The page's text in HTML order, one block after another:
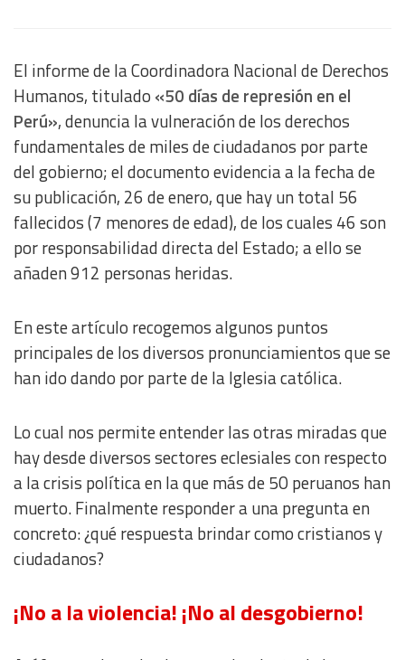
El informe de la Coordinadora Nacional de Derechos
Humanos, titulado «50 días de represión en el
Perú», denuncia la vulneración de los derechos
fundamentales de miles de ciudadanos por parte
del gobierno; el documento evidencia a la fecha de
su publicación, 26 de enero, que hay un total 56
fallecidos (7 menores de edad), de los cuales 46 son
por responsabilidad directa del Estado; a ello se
añaden 912 personas heridas.
En este artículo recogemos algunos puntos
principales de los diversos pronunciamientos que se
han ido dando por parte de la Iglesia católica.
Lo cual nos permite entender las otras miradas que
hay desde diversos sectores eclesiales con respecto
a la crisis política en la que más de 50 peruanos han
muerto. Finalmente responder a una pregunta en
concreto: ¿qué respuesta brindar como cristianos y
ciudadanos?
¡No a la violencia! ¡No al desgobierno!